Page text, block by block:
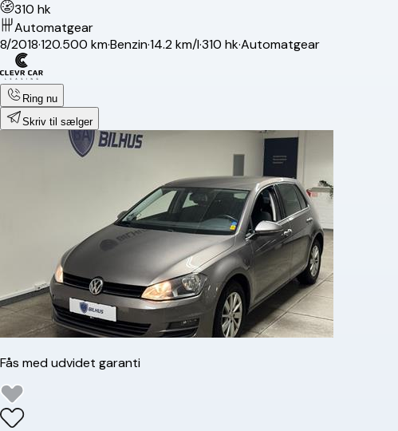
310 hk
Automatgear
8/2018·120.500 km·Benzin·14.2 km/l·310 hk·Automatgear
Ring nu
Skriv til sælger
Fås med udvidet garanti